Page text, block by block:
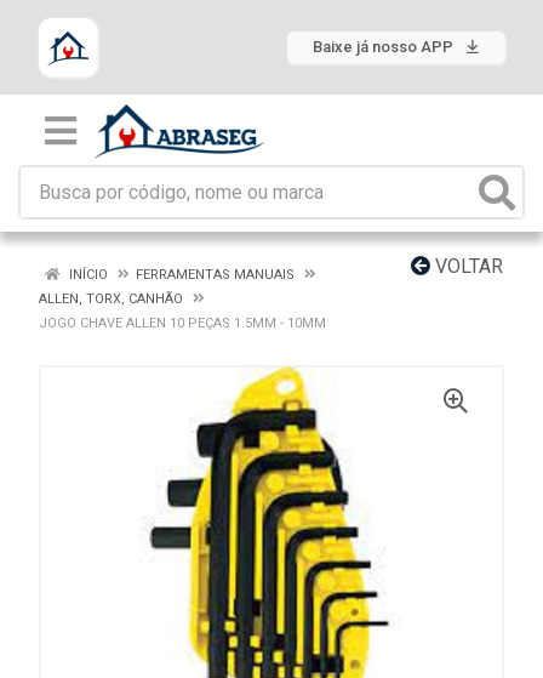
Baixe já nosso APP
VOLTAR
INÍCIO
FERRAMENTAS MANUAIS
ALLEN, TORX, CANHÃO
JOGO CHAVE ALLEN 10 PEÇAS 1.5MM - 10MM